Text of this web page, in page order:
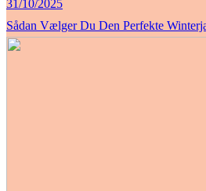
31/10/2025
Sådan Vælger Du Den Perfekte